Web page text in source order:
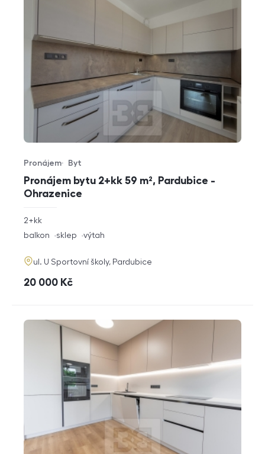
Pronájem bytu 2+kk 59 m², Pardubice -
Ohrazenice
Typ nabídky
Pronájem
Typ nemovitosti
Byt
rozměry
dispozice
2+kk
funkce
balkon sklep výtah
adresa
ul. U Sportovní školy, Pardubice
cena
20 000 Kč